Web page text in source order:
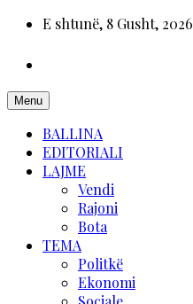
E shtunë, 8 Gusht, 2026
Menu
BALLINA
EDITORIALI
LAJME
Vendi
Rajoni
Bota
TEMA
Politkë
Ekonomi